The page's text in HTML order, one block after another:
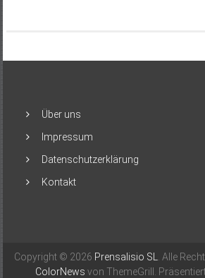
Über uns
Impressum
Datenschutzerklärung
Kontakt
Copyright © 2026 Prensalisio SL
. Alle
ColorNews von ThemeGrill.